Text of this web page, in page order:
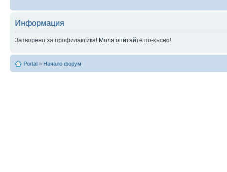
Информация
Затворено за профилактика! Моля опитайте по-късно!
Portal » Начало форум